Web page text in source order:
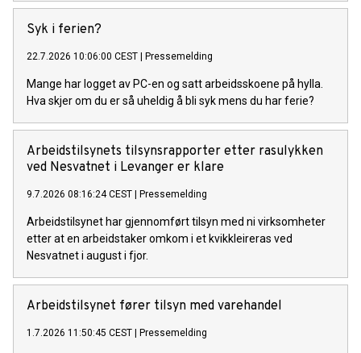
Syk i ferien?
22.7.2026 10:06:00 CEST Pressemelding
Mange har logget av PC-en og satt arbeidsskoene på hylla.
Hva skjer om du er så uheldig å bli syk mens du har ferie?
Arbeidstilsynets tilsynsrapporter etter rasulykken
ved Nesvatnet i Levanger er klare
9.7.2026 08:16:24 CEST Pressemelding
Arbeidstilsynet har gjennomført tilsyn med ni virksomheter
etter at en arbeidstaker omkom i et kvikkleireras ved
Nesvatnet i august i fjor.
Arbeidstilsynet fører tilsyn med varehandel
1.7.2026 11:50:45 CEST Pressemelding